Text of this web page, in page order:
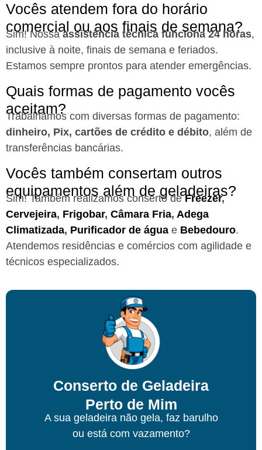
Vocês atendem fora do horário
comercial ou aos finais de semana?
Sim! Nossaassistência técnica funciona 24 horas,
inclusive à noite, finais de semana e feriados.
Estamos sempre prontos para atender emergências.
Quais formas de pagamento vocês
aceitam?
Trabalhamos com diversas formas de pagamento:
dinheiro, Pix, cartões de crédito e débito, além de
transferências bancárias.
Vocês também consertam outros
equipamentos além de geladeiras?
Sim! Também realizamos conserto deFreezer,
Cervejeira, Frigobar, Câmara Fria, Adega
Climatizada, Purificador de água e Bebedouro.
Atendemos residências e comércios com agilidade e
técnicos especializados.
Conserto de Geladeira
Perto de Mim
A sua geladeira não gela, faz barulho
ou está com vazamento?